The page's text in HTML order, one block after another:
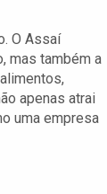
O Assaí
mas também a
apenas atrai
uma empresa